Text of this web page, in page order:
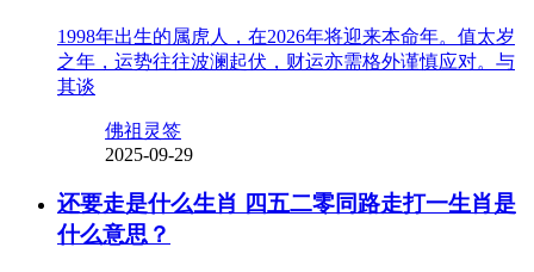
1998年出生的属虎人，在2026年将迎来本命年。值太岁
之年，运势往往波澜起伏，财运亦需格外谨慎应对。与
其谈
佛祖灵签
2025-09-29
还要走是什么生肖 四五二零同路走打一生肖是
什么意思？